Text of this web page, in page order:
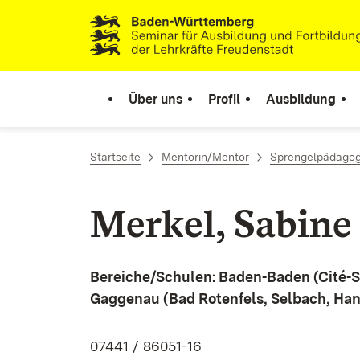
Zum Inhalt springen
Link zur Startseite
Über uns Profil Ausbildung
Startseite Mentorin/Mentor
Merkel, Sabine
Bereiche/Schulen: Baden-Baden (Cité-
Gaggenau (Bad Rotenfels, Selbach,
07441 / 86051-16